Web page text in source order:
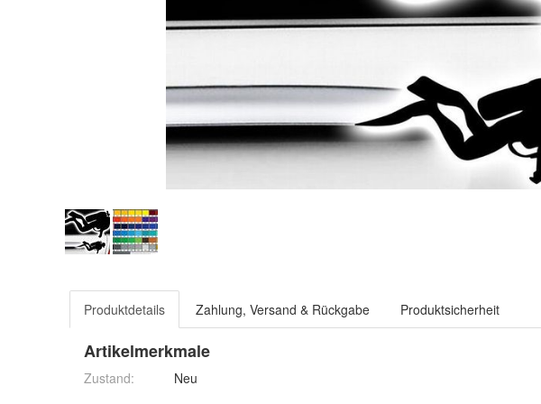
Produktdetails Zahlung, Versand & Rückgabe Produktsicherheit
Artikelmerkmale
Zustand: Neu